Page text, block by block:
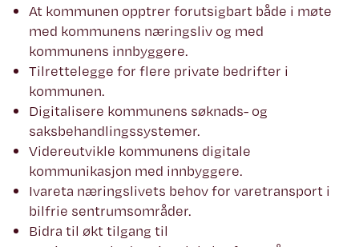
At kommunen opptrer forutsigbart både i møte
med kommunens næringsliv og med
kommunens innbyggere.
Tilrettelegge for flere private bedrifter i
kommunen.
Digitalisere kommunens søknads- og
saksbehandlingssystemer.
Videreutvikle kommunens digitale
kommunikasjon med innbyggere.
Ivareta næringslivets behov for varetransport i
bilfrie sentrumsområder.
Bidra til økt tilgang til